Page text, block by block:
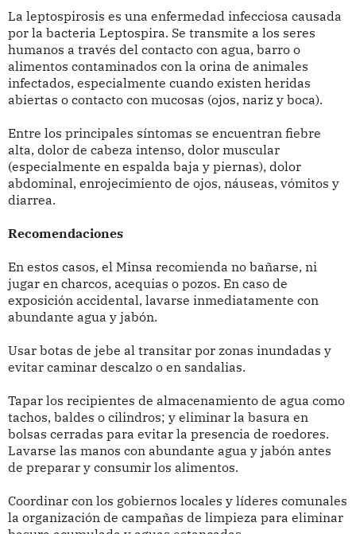
La leptospirosis es una enfermedad infecciosa causada
por la bacteria Leptospira. Se transmite a los seres
humanos a través del contacto con agua, barro o
alimentos contaminados con la orina de animales
infectados, especialmente cuando existen heridas
abiertas o contacto con mucosas (ojos, nariz y boca).
Entre los principales síntomas se encuentran fiebre
alta, dolor de cabeza intenso, dolor muscular
(especialmente en espalda baja y piernas), dolor
abdominal, enrojecimiento de ojos, náuseas, vómitos y
diarrea.
Recomendaciones
En estos casos, el Minsa recomienda no bañarse, ni
jugar en charcos, acequias o pozos. En caso de
exposición accidental, lavarse inmediatamente con
abundante agua y jabón.
Usar botas de jebe al transitar por zonas inundadas y
evitar caminar descalzo o en sandalias.
Tapar los recipientes de almacenamiento de agua como
tachos, baldes o cilindros; y eliminar la basura en
bolsas cerradas para evitar la presencia de roedores.
Lavarse las manos con abundante agua y jabón antes
de preparar y consumir los alimentos.
Coordinar con los gobiernos locales y líderes comunales
la organización de campañas de limpieza para eliminar